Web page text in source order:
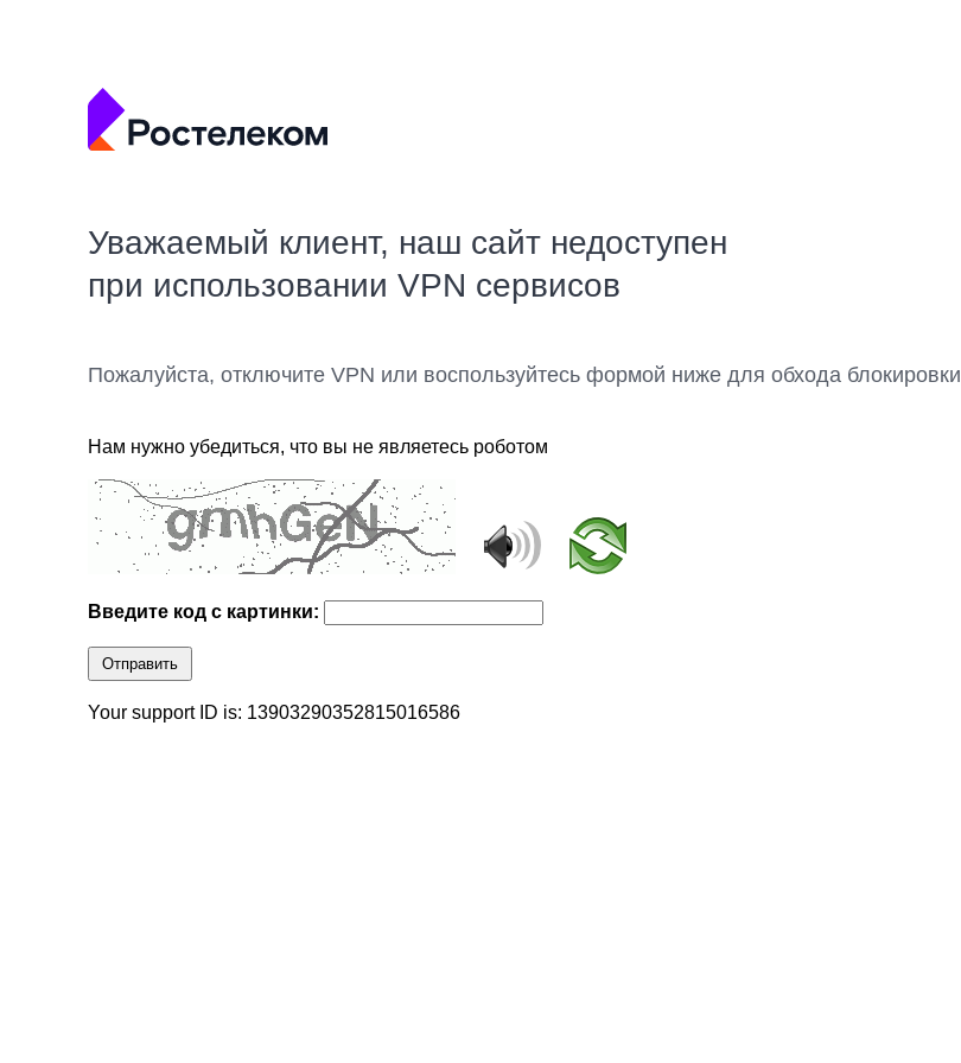
Уважаемый клиент, наш сайт недоступен
при использовании VPN сервисов
Пожалуйста, отключите VPN или воспользуйтесь формой ниже для обхода блокировки
Нам нужно убедиться, что вы не являетесь роботом
Введите код с картинки:
Отправить
Your support ID is: 13903290352815016586